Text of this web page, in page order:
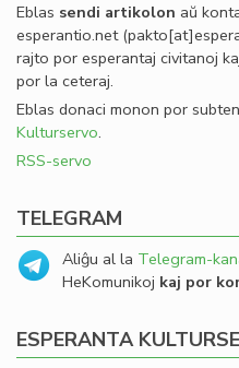
Eblas sendi artikolon aŭ
esperantio.net
rajto por esperantaj civitanoj
por la ceteraj.
Eblas donaci monon por
Kulturservo.
RSS-servo
TELEGRAM
Aliĝu al la Telegram-
HeKomunikoj kaj por
ESPERANTA